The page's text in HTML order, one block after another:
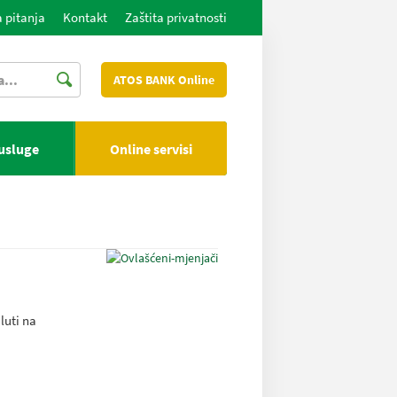
pitanja Kontakt Zaštita privatnosti
ATOS BANK Online
Online servisi
na